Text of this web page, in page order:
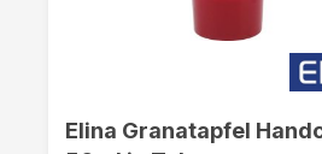
Elina Granatapfel